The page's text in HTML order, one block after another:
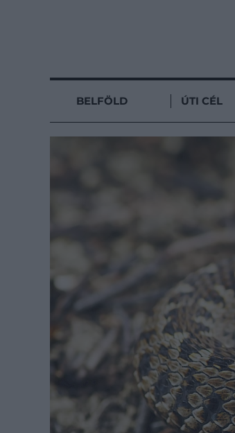
BELFÖLD ÚTI CÉL